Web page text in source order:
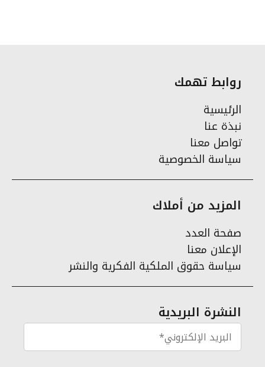
روابط تهمك
الرئيسية
نبذة عنا
تواصل معنا
سياسة الخصوصية
المزيد من أملاك
صفحة العدد
الإعلان معنا
سياسة حقوق الملكية الفكرية والنشر
النشرة البريدية